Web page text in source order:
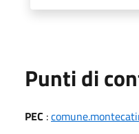
Punti di
PEC :